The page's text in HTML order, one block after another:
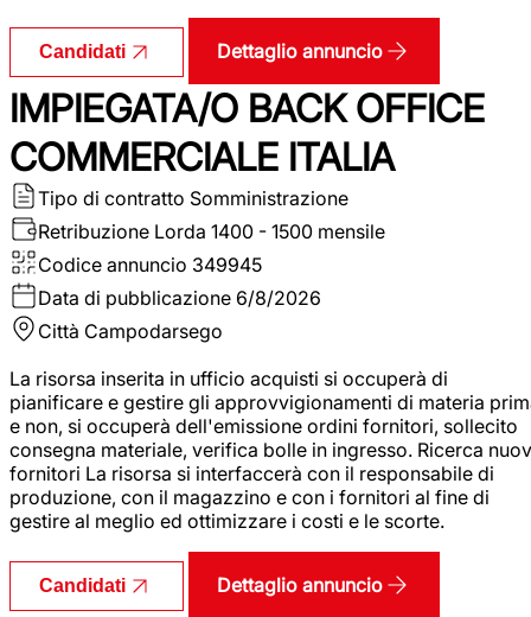
Candidati Dettaglio annuncio
IMPIEGATA/O BACK OFFICE
COMMERCIALE ITALIA
Tipo di contratto Somministrazione
Retribuzione Lorda 1400 - 1500 mensile
Codice annuncio 349945
Data di pubblicazione 6/8/2026
Città Campodarsego
La risorsa inserita in ufficio acquisti si occuperà di
pianificare e gestire gli approvvigionamenti di materia
e non, si occuperà dell'emissione ordini fornitori, sollecito
consegna materiale, verifica bolle in ingresso. Ricerca
fornitori La risorsa si interfaccerà con il responsabile di
produzione, con il magazzino e con i fornitori al fine di
gestire al meglio ed ottimizzare i costi e le scorte.
Candidati Dettaglio annuncio